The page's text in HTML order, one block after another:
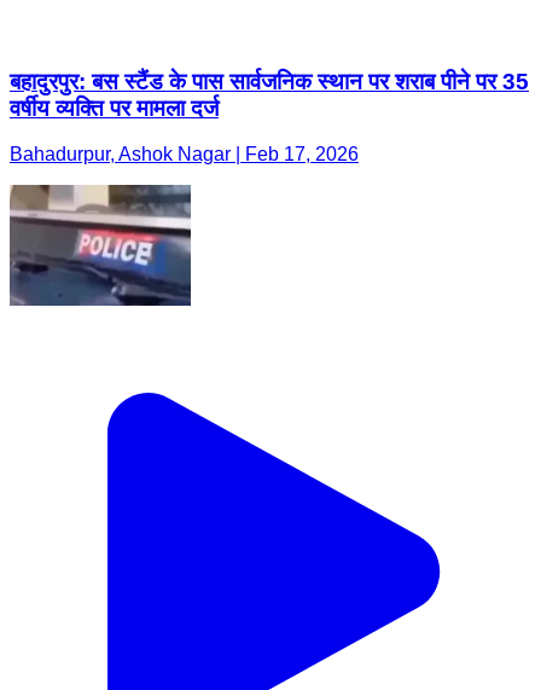
बहादुरपुर: बस स्टैंड के पास सार्वजनिक स्थान पर शराब पीने पर 35
वर्षीय व्यक्ति पर मामला दर्ज
Bahadurpur, Ashok Nagar | Feb 17, 2026